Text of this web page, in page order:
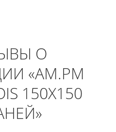
О
«AM.PM
150X150